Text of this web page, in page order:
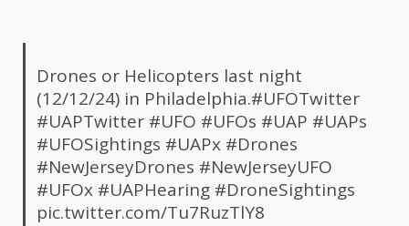
Drones or Helicopters last night
(12/12/24) in Philadelphia.#UFOTwitter
#UAPTwitter #UFO #UFOs #UAP #UAPs
#UFOSightings #UAPx #Drones
#NewJerseyDrones #NewJerseyUFO
#UFOx #UAPHearing #DroneSightings
pic.twitter.com/Tu7RuzTlY8